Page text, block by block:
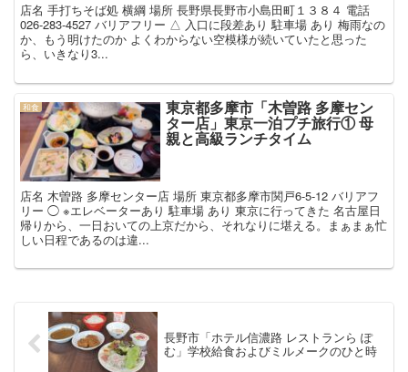
店名 手打ちそば処 横綱 場所 長野県長野市小島田町１３８４ 電話
026-283-4527 バリアフリー △ 入口に段差あり 駐車場 あり 梅雨なの
か、もう明けたのか よくわからない空模様が続いていたと思った
ら、いきなり3...
和食 東京都多摩市「木曽路 多摩セン
ター店」東京一泊プチ旅行① 母
親と高級ランチタイム
店名 木曽路 多摩センター店 場所 東京都多摩市関戸6-5-12 バリアフ
リー ◯ ※エレベーターあり 駐車場 あり 東京に行ってきた 名古屋日
帰りから、一日おいての上京だから、それなりに堪える。まぁまぁ忙
しい日程であるのは違...
長野市「ホテル信濃路 レストランら ぽ
む」学校給食およびミルメークのひと時